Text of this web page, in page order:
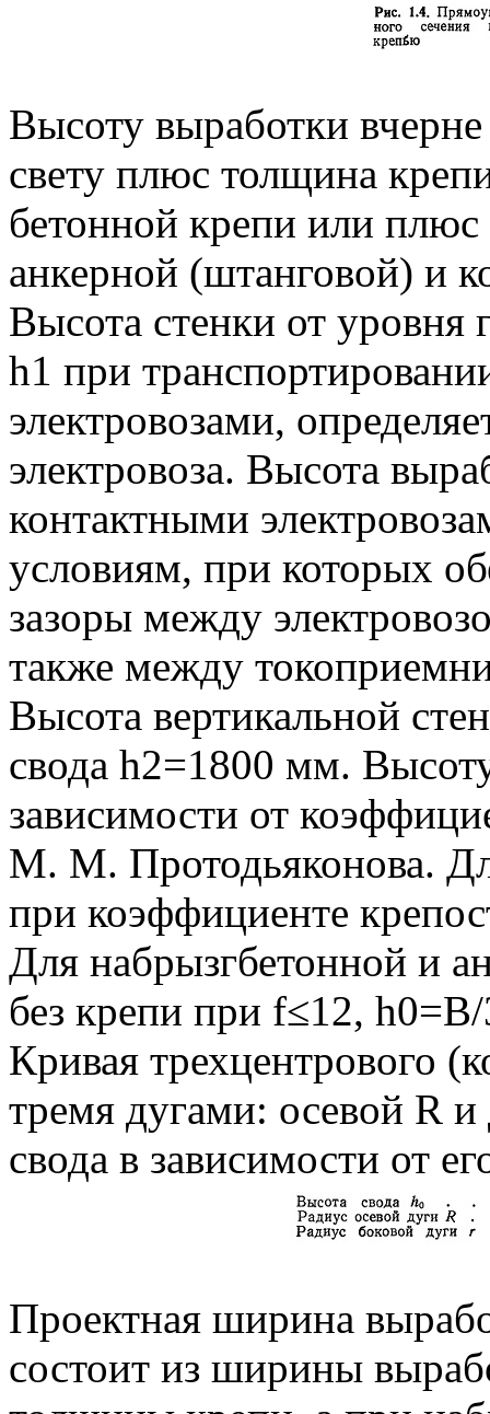
Высоту выработки
свету плюс толщина
бетонной крепи или
анкерной (штанговой) и
Высота стенки от уровня
h1 при
электровозами,
электровоза. Высота
контактными
условиям, при которых
зазоры между
также между
Высота вертикальной
свода h2=1800 мм.
зависимости от
М. М. Протодьяконова.
при коэффициенте
Для набрызгбетонной и
без крепи при f≤12,
Кривая трехцентрового
тремя дугами: осевой R
свода в зависимости от
Проектная ширина
состоит из ширины